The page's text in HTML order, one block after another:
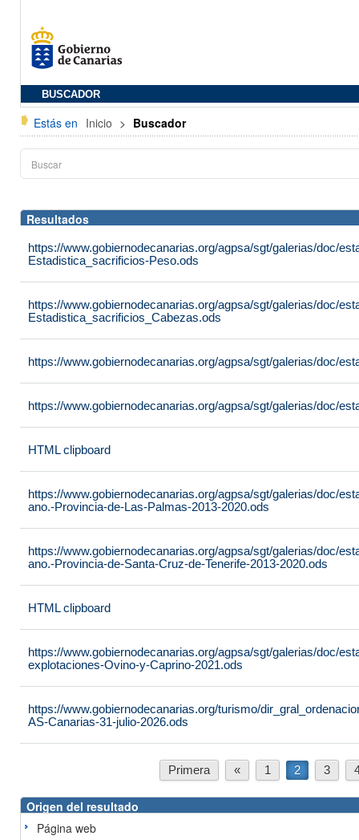
BUSCADOR
Estás en Inicio > Buscador
Resultados
https://www.gobiernodecanarias.org/agpsa/sgt/galerias/doc/
Estadistica_sacrificios-Peso.ods
https://www.gobiernodecanarias.org/agpsa/sgt/galerias/doc/
Estadistica_sacrificios_Cabezas.ods
https://www.gobiernodecanarias.org/agpsa/sgt/galerias/doc/
https://www.gobiernodecanarias.org/agpsa/sgt/galerias/doc/
HTML clipboard
https://www.gobiernodecanarias.org/agpsa/sgt/galerias/doc/
ano.-Provincia-de-Las-Palmas-2013-2020.ods
https://www.gobiernodecanarias.org/agpsa/sgt/galerias/doc/
ano.-Provincia-de-Santa-Cruz-de-Tenerife-2013-2020.ods
HTML clipboard
https://www.gobiernodecanarias.org/agpsa/sgt/galerias/doc/
explotaciones-Ovino-y-Caprino-2021.ods
https://www.gobiernodecanarias.org/turismo/
AS-Canarias-31-julio-2026.ods
Primera « 1 2 3
Origen del resultado
Página web